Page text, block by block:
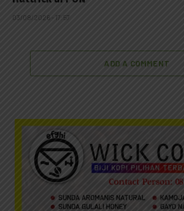
03/08/2026 - 17:57
ADD A COMMENT